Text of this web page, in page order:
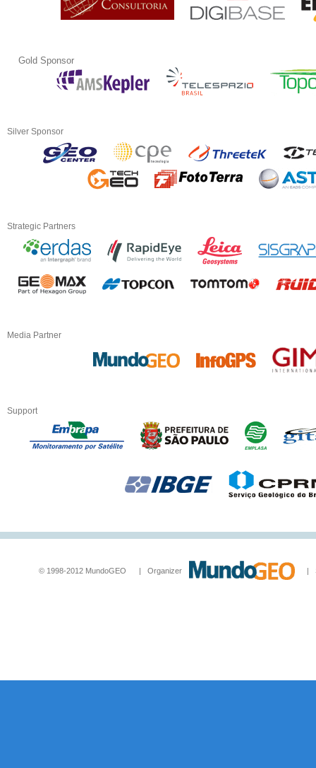
Gold Sponsor
Silver Sponsor
Strategic Partners
Media Partner
Support
© 1998-2012 MundoGEO | Organizer |